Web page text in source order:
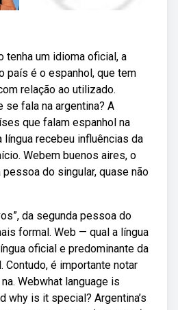
tenha um idioma oficial, a
país é o espanhol, que tem
relação ao utilizado.
se fala na argentina? A
que falam espanhol na
língua recebeu influências da
Webem buenos aires, o
pessoa do singular, quase não
da segunda pessoa do
formal. Web — qual a língua
oficial e predominante da
Contudo, é importante notar
Webwhat language is
why is it special? Argentina’s